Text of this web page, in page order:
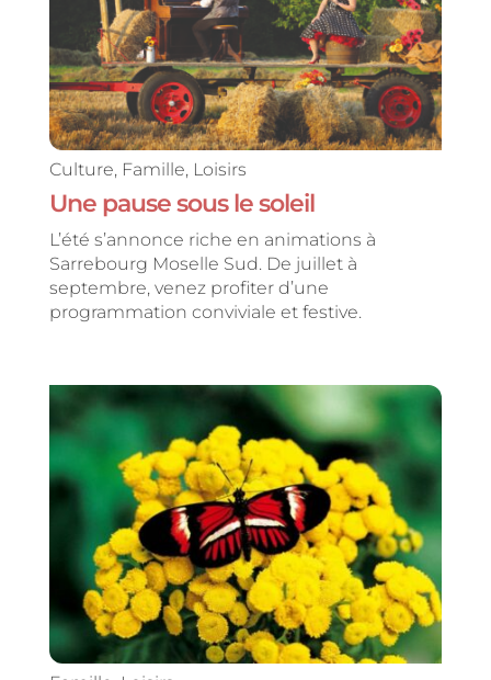
Culture, Famille, Loisirs
Une pause sous le soleil
L’été s’annonce riche en animations à
Sarrebourg Moselle Sud. De juillet à
septembre, venez profiter d’une
programmation conviviale et festive.